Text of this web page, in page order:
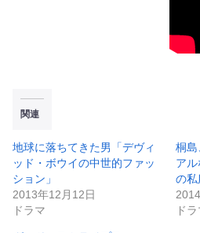
関連
地球に落ちてきた男「デヴィ
ッド・ボウイの中世的ファッ
ション」
2013年12月12日
ドラマ
桐島
ア
の私
ド